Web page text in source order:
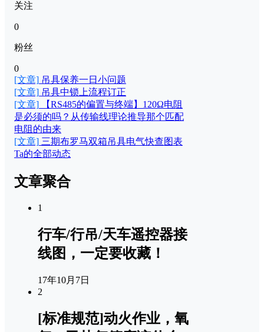
关注
0
粉丝
0
[文章] 吊具保养一日小问题
[文章] 吊具中锁上流程订正
[文章] 【RS485的偏置与终端】120Ω电阻
是必须的吗？从传输线理论推导那个匹配
电阻的由来
[文章] 三期布罗马双箱吊具电气快查图表
Ta的全部动态
文章聚合
1
行车/行吊/天车遥控器接
线图，一定要收藏！
17年10月7日
2
[标准规范]动火作业，氧